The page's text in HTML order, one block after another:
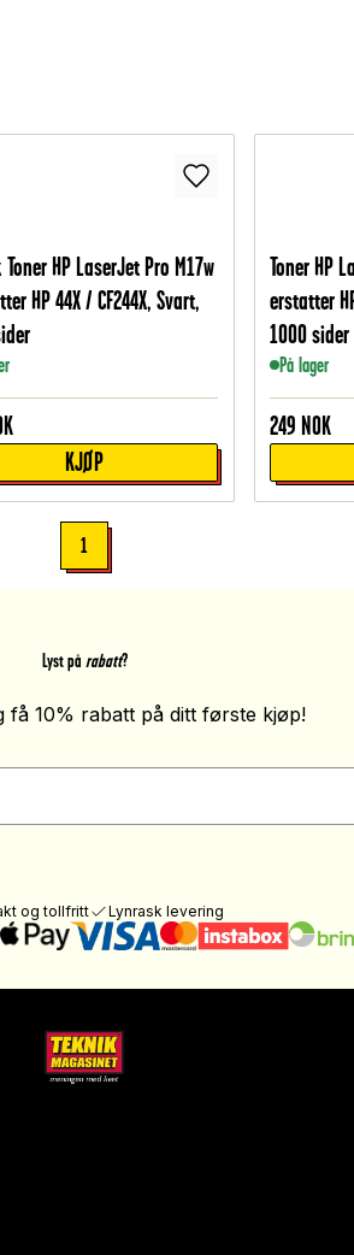
HP LaserJet Pro M17w
HP 44X / CF244X, Svart,
KJØP
Toner HP
erstatter
1000 sider
På lager
249 NOK
1
Lyst på rabatt?
få 10% rabatt på ditt første kjøp!
og tollfritt Lynrask levering